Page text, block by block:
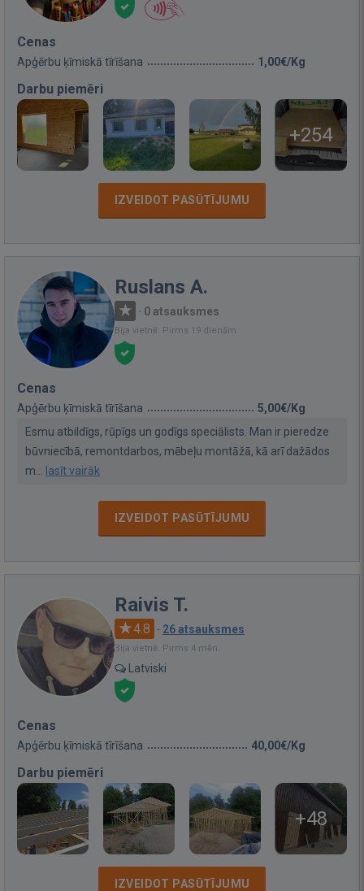
Cenas
Apģērbu ķīmiskā tīrīšana 1,00€/Kg
Darbu piemēri
+254
IZVEIDOT PASŪTĪJUMU
Ruslans A.
· 0 atsauksmes
Bija vietnē: Pirms 19 dienām
Cenas
Apģērbu ķīmiskā tīrīšana
5,00€/Kg
Esmu atbildīgs, rūpīgs un godīgs speciālists. Man ir pieredze
būvniecībā, remontdarbos, mēbeļu montāžā, kā arī dažādos
m... lasīt vairāk
IZVEIDOT PASŪTĪJUMU
Raivis T.
4.8 · 26 atsauksmes
Bija vietnē: Pirms 4 mēn.
Latviski
Cenas
Apģērbu ķīmiskā tīrīšana 40,00€/Kg
Darbu piemēri
+48
IZVEIDOT PASŪTĪJUMU